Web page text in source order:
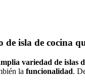
de isla de cocina
variedad de islas
la funcionalidad.